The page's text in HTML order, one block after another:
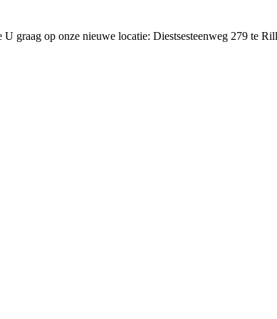
graag op onze nieuwe locatie: Diestsesteenweg 279 te